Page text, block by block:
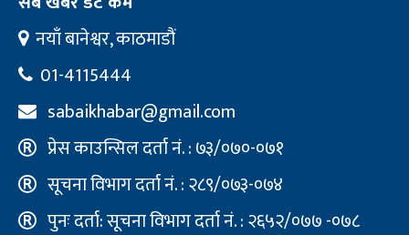
नयाँ बानेश्वर, काठमाडौं
01-4115444
sabaikhabar@gmail.com
प्रेस काउन्सिल दर्ता नं. : ७३/०७०-०७१
सूचना विभाग दर्ता नं. : २८९/०७३-०७४
पुनः दर्ता: सूचना विभाग दर्ता नं. : २६५२/०७७ -०७८